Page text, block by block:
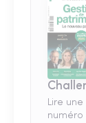
Lire
numéro